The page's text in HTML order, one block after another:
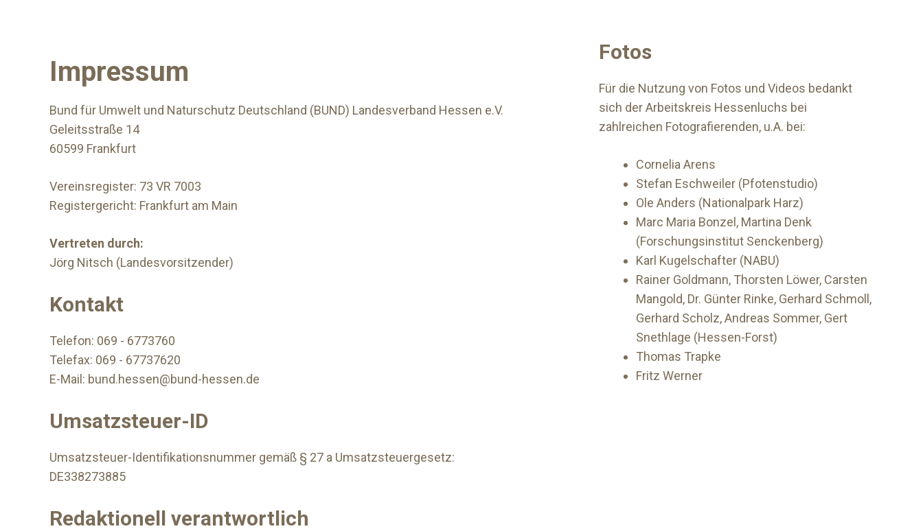
Impressum
Bund für Umwelt und Naturschutz Deutschland (BUND) Landesverband Hessen e.V.
Geleitsstraße 14
60599 Frankfurt
Vereinsregister: 73 VR 7003
Registergericht: Frankfurt am Main
Vertreten durch:
Jörg Nitsch (Landesvorsitzender)
Kontakt
Telefon: 069 - 6773760
Telefax: 069 - 67737620
E-Mail: bund.hessen@bund-hessen.de
Umsatzsteuer-ID
Umsatzsteuer-Identifikationsnummer gemäß § 27 a Umsatzsteuergesetz:
DE338273885
Redaktionell verantwortlich
Fotos
Für die Nutzung von Fotos und Videos bedankt
sich der Arbeitskreis Hessenluchs bei
zahlreichen Fotografierenden, u.A. bei:
Cornelia Arens
Stefan Eschweiler (Pfotenstudio)
Ole Anders (Nationalpark Harz)
Marc Maria Bonzel, Martina Denk
(Forschungsinstitut Senckenberg)
Karl Kugelschafter (NABU)
Rainer Goldmann, Thorsten Löwer, Carsten
Mangold, Dr. Günter Rinke, Gerhard Schmoll,
Gerhard Scholz, Andreas Sommer, Gert
Snethlage (Hessen-Forst)
Thomas Trapke
Fritz Werner